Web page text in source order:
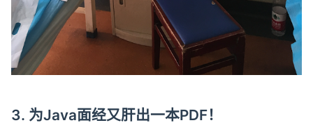
3. 为Java面经又肝出一本PDF！